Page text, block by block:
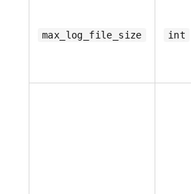
max_log_file_size int